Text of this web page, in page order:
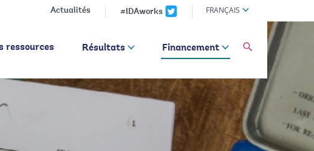
Actualités #IDAworks
Global
FRANÇAIS
ressources Résultats Financement
global
Search
dropdown